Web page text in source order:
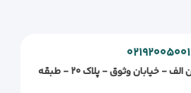
۰۲۱۹۲۰۰۵۰۰۱
تهران - زعفرانیه - خیابان الف - خیابان وثوق - پلاک ۲۰ - طبقه